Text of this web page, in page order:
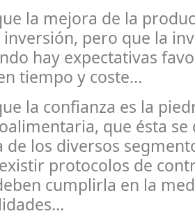
la mejora de la
pero que la
hay expectativas
tiempo y coste…
la confianza es la
que ésta
de los diversos
protocolos de
cumplirla en la